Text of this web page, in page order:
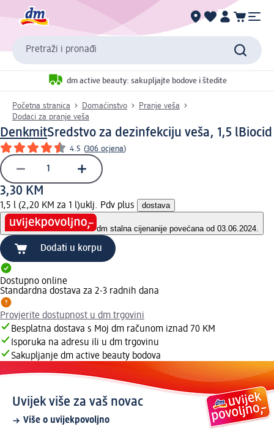
Pretraži i pronađi
dm active beauty: sakupljajte bodove i štedite
Početna stranica Domaćinstvo
Pranje veša
Dodaci za pranje veša
DenkmitSredstvo za dezinfekciju veša, 1,5 lBiocid
4.5 (306 ocjena)
3,30 KM
1,5 l (2,20 KM za 1 l)uklj. Pdv plus dostava
dm stalna cijenanije povećana od 03.06.2024.
Dodati u korpu
Dostupno online
Standardna dostava za 2-3 radnih dana
Provjerite dostupnost u dm trgovini
Besplatna dostava s Moj dm računom iznad 70 KM
Isporuka na adresu ili u dm trgovinu
Sakupljanje dm active beauty bodova
Uvijek više za vaš novac
Više o uvijekpovoljno